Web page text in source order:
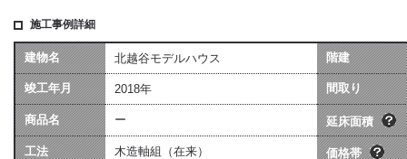
施工事例詳細
建物名 北越谷モデルハウス 階建
竣工年月 2018年 間取り
商品名 ー 延床面積
坪数は会社によって
異なる場合がありま
工法 木造軸組（在来） 価格帯
価格には、建物本体価
用（暖房工事・換気工
[照明込]・給排水工事[宅
ます。